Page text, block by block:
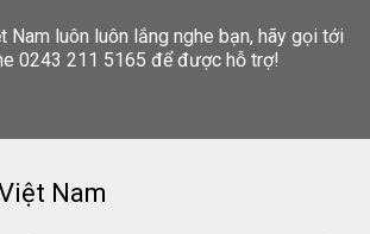
luôn luôn lắng nghe bạn, hãy gọi tới
0243 211 5165 để được hỗ trợ!
Nam